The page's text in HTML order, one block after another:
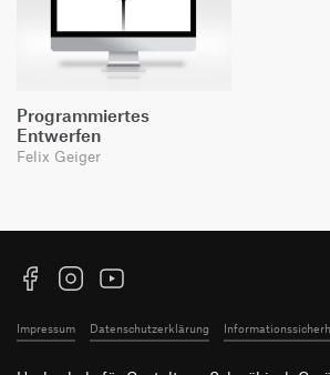
Programmiertes
Entwerfen
Felix Geiger
FacebookInstagramYouTube
Impressum Datenschutzerklärung